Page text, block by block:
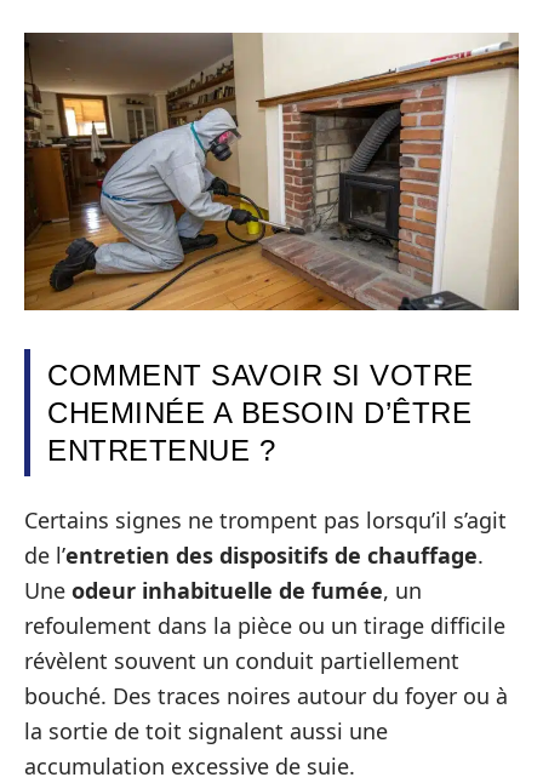
COMMENT SAVOIR SI VOTRE
CHEMINÉE A BESOIN D’ÊTRE
ENTRETENUE ?
Certains signes ne trompent pas lorsqu’il s’agit
de l’entretien des dispositifs de chauffage.
Une odeur inhabituelle de fumée, un
refoulement dans la pièce ou un tirage difficile
révèlent souvent un conduit partiellement
bouché. Des traces noires autour du foyer ou à
la sortie de toit signalent aussi une
accumulation excessive de suie.